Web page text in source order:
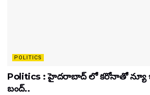
POLITICS
Politics : హైదరాబాద్ లో కరోనాతో న్యూ
బంద్..